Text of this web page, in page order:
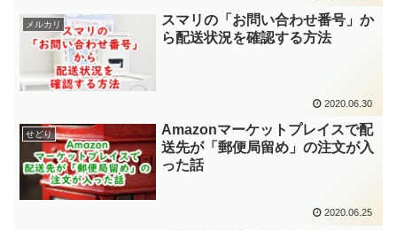
メルカリ
スマリの「お問い合わせ番号」か
ら配送状況を確認する方法
2020.06.30
せどり
Amazonマーケットプレイスで配
送先が「郵便局留め」の注文が入
った話
2020.06.25